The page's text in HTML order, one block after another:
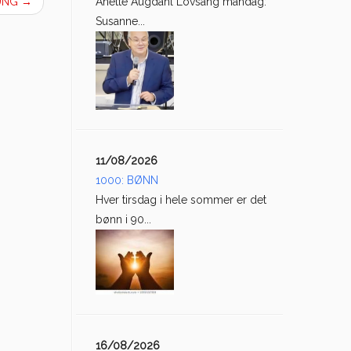
Susanne...
11/08/2026
1000: BØNN
Hver tirsdag i hele sommer er det
bønn i 90...
16/08/2026